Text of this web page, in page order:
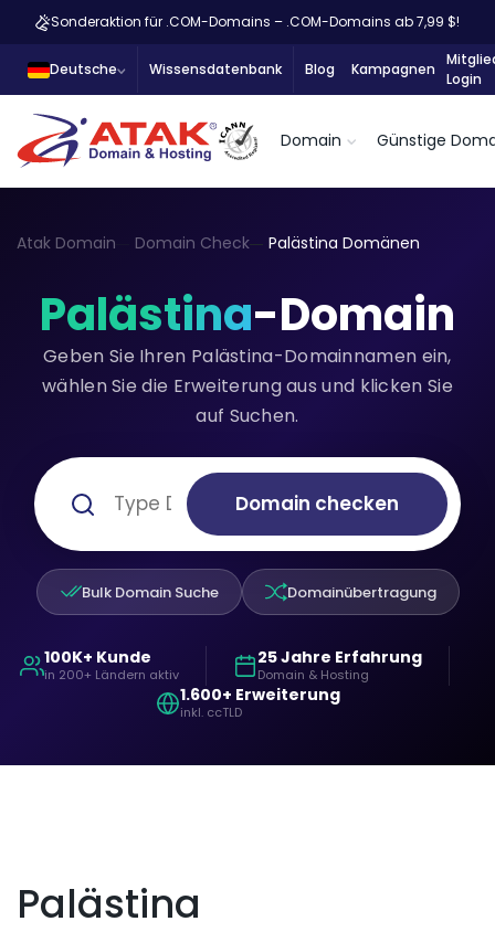
Sonderaktion für .COM-Domains – .COM-Domains ab 7,99 $!
Deutsche Wissensdatenbank Blog Kampagnen
Login
Domain Günstige
Atak Domain Domain Check Palästina Domänen
Palästina-Domain
Geben Sie Ihren Palästina-Domainnamen ein,
wählen Sie die Erweiterung aus und klicken Sie
auf Suchen.
Domain checken
Bulk Domain Suche Domainübertragung
100K+ Kunde
in 200+ Ländern aktiv
25 Jahre Erfahrung
Domain & Hosting
1.600+ Erweiterung
inkl. ccTLD
Palästina